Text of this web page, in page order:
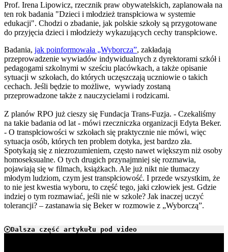
Prof. Irena Lipowicz, rzecznik praw obywatelskich, zaplanowała na
ten rok badania "Dzieci i młodzież transpłciowa w systemie
edukacji". Chodzi o zbadanie, jak polskie szkoły są przygotowane
do przyjęcia dzieci i młodzieży wykazujących cechy transpłciowe.
Badania, jak poinformowała „Wyborcza”, zakładają
przeprowadzenie wywiadów indywidualnych z dyrektorami szkół i
pedagogami szkolnymi w sześciu placówkach, a także opisanie
sytuacji w szkołach, do których uczęszczają uczniowie o takich
cechach. Jeśli będzie to możliwe, wywiady zostaną
przeprowadzone także z nauczycielami i rodzicami.
Z planów RPO już cieszy się Fundacja Trans-Fuzja. - Czekaliśmy
na takie badania od lat - mówi rzeczniczka organizacji Edyta Beker.
- O transpłciowości w szkołach się praktycznie nie mówi, więc
sytuacja osób, których ten problem dotyka, jest bardzo zła.
Spotykają się z niezrozumieniem, często nawet większym niż osoby
homoseksualne. O tych drugich przynajmniej się rozmawia,
pojawiają się w filmach, książkach. Ale już nikt nie tłumaczy
młodym ludziom, czym jest transpłciowość. I przede wszystkim, że
to nie jest kwestia wyboru, to część tego, jaki człowiek jest. Gdzie
indziej o tym rozmawiać, jeśli nie w szkole? Jak inaczej uczyć
tolerancji? – zastanawia się Beker w rozmowie z „Wyborczą”.
Dalsza część artykułu pod video